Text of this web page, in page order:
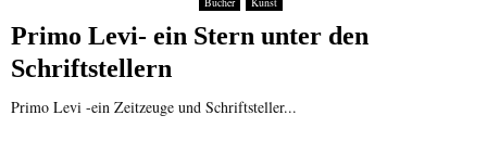
Primo Levi- ein Stern unter den
Schriftstellern
Primo Levi -ein Zeitzeuge und Schriftsteller...